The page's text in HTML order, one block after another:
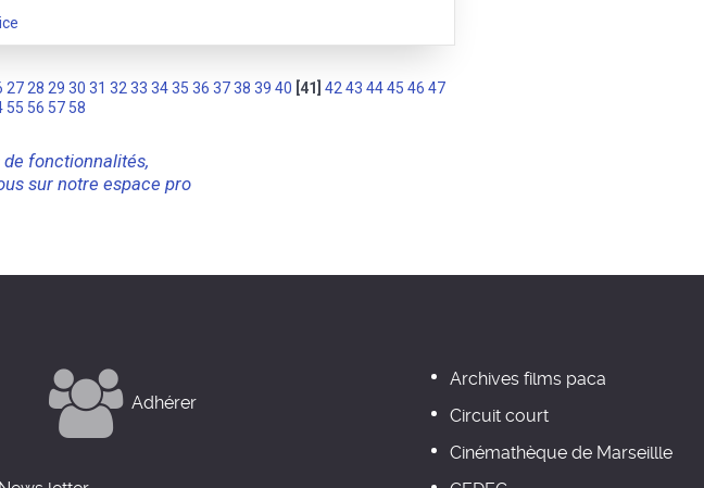
27 28 29 30 31 32 33 3435 36 3738 39 40 [41] 42 43 4445 46 47
55 56 57 58
fonctionnalités,
sur notre espace pro
Adhérer
Archives films paca
Circuit court
Cinémathèque de Marseillle